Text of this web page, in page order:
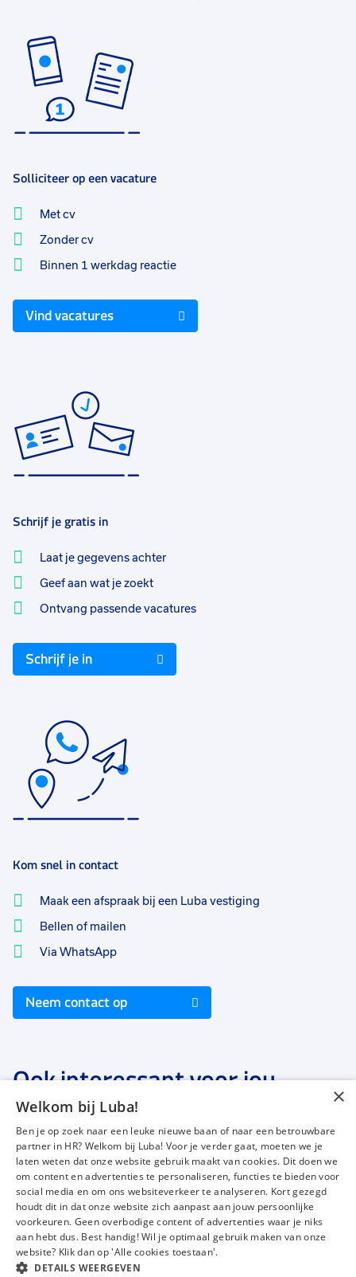
Solliciteer op een vacature
Met cv
Zonder cv
Binnen 1 werkdag reactie
Vind vacatures
Schrijf je gratis in
Laat je gegevens achter
Geef aan wat je zoekt
Ontvang passende vacatures
Schrijf je in
Kom snel in contact
Maak een afspraak bij een Luba vestiging
Bellen of mailen
Via WhatsApp
Neem contact op
Ook interessant voor jou
Vacatures
Over ons
Werken bij Luba
Voor werkgevers
Mijn Luba
Contact
×
Welkom bij Luba!
Ben je op zoek naar een leuke nieuwe baan of naar een betrouwbare
partner in HR? Welkom bij Luba! Voor je verder gaat, moeten we je
laten weten dat onze website gebruik maakt van cookies. Dit doen we
om content en advertenties te personaliseren, functies te bieden voor
social media en om ons websiteverkeer te analyseren. Kort gezegd
houdt dit in dat onze website zich aanpast aan jouw persoonlijke
voorkeuren. Geen overbodige content of advertenties waar je niks
aan hebt dus. Best handig! Wil je optimaal gebruik maken van onze
website? Klik dan op 'Alle cookies toestaan'.
DETAILS WEERGEVEN